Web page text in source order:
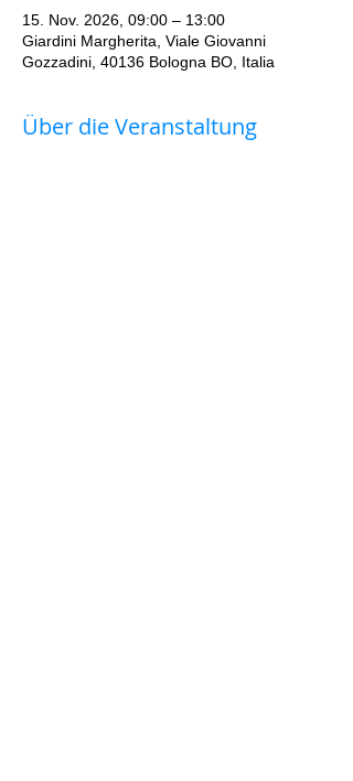
15. Nov. 2026, 09:00 – 13:00
Giardini Margherita, Viale Giovanni
Gozzadini, 40136 Bologna BO, Italia
Über die Veranstaltung